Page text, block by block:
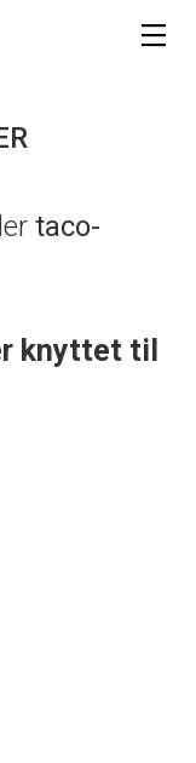
taco-
knyttet til